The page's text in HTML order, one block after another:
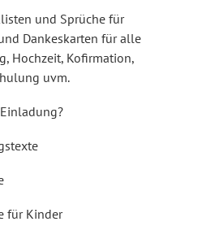
und Sprüche für
Dankeskarten für alle
Hochzeit, Kofirmation,
uvm.
für Kinder